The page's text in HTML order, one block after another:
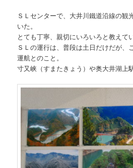
ＳＬセンターで、大井川鐵道沿線の観
いた。
とても丁寧、親切にいろいろと教えて
ＳＬの運行は、普段は土日だけだが、
運航とのこと。
寸又峡（すまたきょう）や奥大井湖上